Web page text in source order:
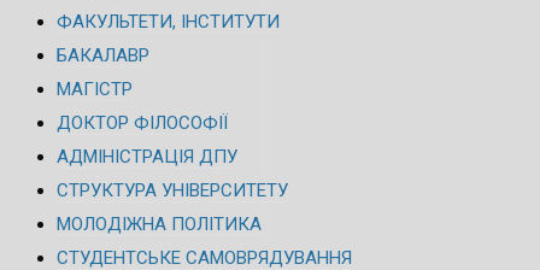
ФАКУЛЬТЕТИ, ІНСТИТУТИ
БАКАЛАВР
МАГІСТР
ДОКТОР ФІЛОСОФІЇ
АДМІНІСТРАЦІЯ ДПУ
СТРУКТУРА УНІВЕРСИТЕТУ
МОЛОДІЖНА ПОЛІТИКА
СТУДЕНТСЬКЕ САМОВРЯДУВАННЯ